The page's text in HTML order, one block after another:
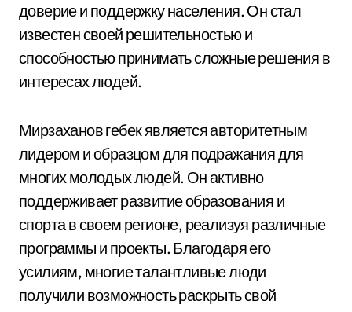
доверие и поддержку населения. Он стал
известен своей решительностью и
способностью принимать сложные решения в
интересах людей.
Мирзаханов гебек является авторитетным
лидером и образцом для подражания для
многих молодых людей. Он активно
поддерживает развитие образования и
спорта в своем регионе, реализуя различные
программы и проекты. Благодаря его
усилиям, многие талантливые люди
получили возможность раскрыть свой